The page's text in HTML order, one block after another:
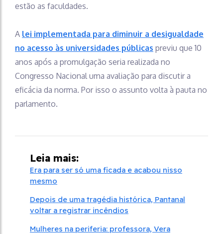
estão as faculdades.
A lei implementada para diminuir a desigualdade
no acesso às universidades públicas previu que 10
anos após a promulgação seria realizada no
Congresso Nacional uma avaliação para discutir a
eficácia da norma. Por isso o assunto volta à pauta no
parlamento.
Leia mais:
Era para ser só uma ficada e acabou nisso
mesmo
Depois de uma tragédia histórica, Pantanal
voltar a registrar incêndios
Mulheres na periferia: professora, Vera